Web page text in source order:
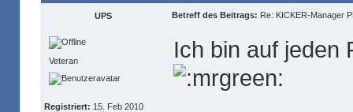
UPS Betreff des Beitrags: Re: KICKER-Manager
Veteran
Registriert: 15. Feb 2010
Ich bin auf jeden